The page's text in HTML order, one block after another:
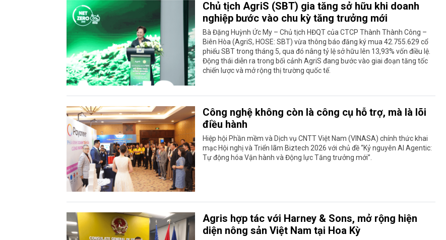
Chủ tịch AgriS (SBT) gia tăng sở hữu khi doanh
nghiệp bước vào chu kỳ tăng trưởng mới
Bà Đặng Huỳnh Ức My – Chủ tịch HĐQT của CTCP Thành Thành Công –
Biên Hòa (AgriS, HOSE: SBT) vừa thông báo đăng ký mua 42.755.629 cổ
phiếu SBT trong tháng 5, qua đó nâng tỷ lệ sở hữu lên 13,93% vốn điều lệ.
Động thái diễn ra trong bối cảnh AgriS đang bước vào giai đoạn tăng tốc
chiến lược và mở rộng thị trường quốc tế.
Công nghệ không còn là công cụ hỗ trợ, mà là lõi
điều hành
Hiệp hội Phần mềm và Dịch vụ CNTT Việt Nam (VINASA) chính thức khai
mạc Hội nghị và Triển lãm Biztech 2026 với chủ đề “Kỷ nguyên AI Agentic:
Tự động hóa Vận hành và Động lực Tăng trưởng mới”.
Agris hợp tác với Harney & Sons, mở rộng hiện
diện nông sản Việt Nam tại Hoa Kỳ